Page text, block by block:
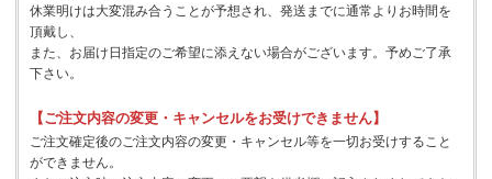
休業明けは大変混み合うことが予想され、発送までに通常よりお時間を
頂戴し、
また、お届け日指定のご希望に添えない場合がございます。予めご了承
下さい。
【ご注文内容の変更・キャンセルをお受けできません】
ご注文確定後のご注文内容の変更・キャンセル等を一切お受けすること
ができません。